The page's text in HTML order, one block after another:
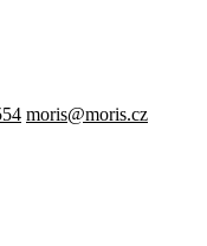
moris@moris.cz